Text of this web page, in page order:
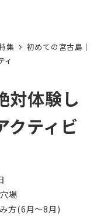
한국어
検索
集
初めての宮古島｜
ィ
対体験し
クティビ
場
方(6月〜8月)